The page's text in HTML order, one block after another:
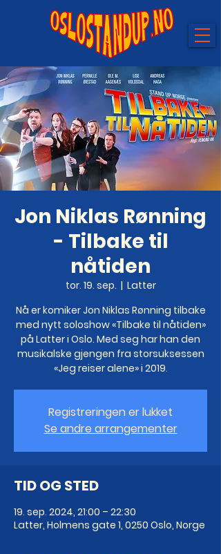
Jon Niklas Rønning
- Tilbake til
nåtiden
tor. 19. sep.
  |
Latter
Nå er komiker Jon Niklas Rønning tilbake
med nytt soloshow «Tilbake til nåtiden»
på Latter i Oslo. Med seg har han den
musikalske gjengen fra storsuksessen
«Jeg reiser alene» i 2019.
Registreringen er lukket
Se andre arrangementer
TID OG STED
19. sep. 2024, 21:00 – 22:30
Latter, Holmens gate 1, 0250 Oslo, Norge